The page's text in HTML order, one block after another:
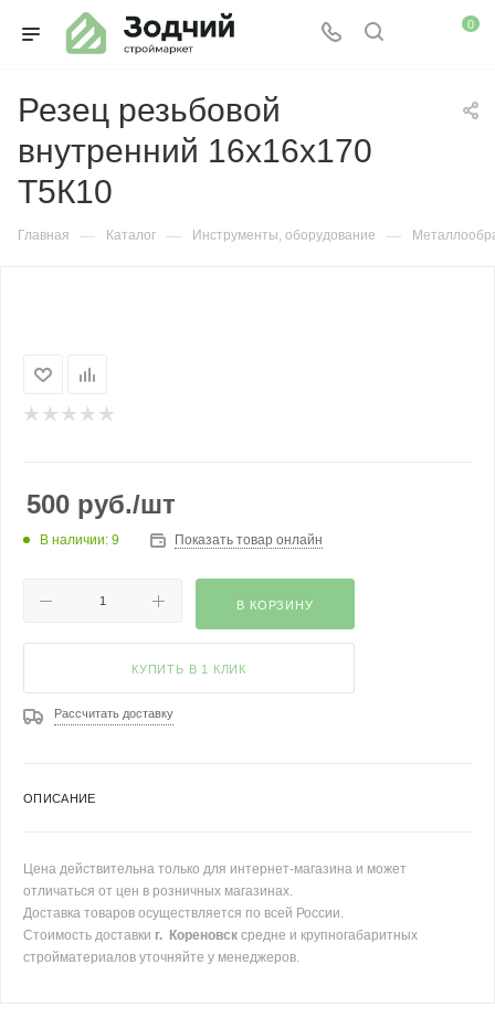
0
Резец резьбовой
внутренний 16х16х170
Т5К10
Главная — Каталог — Инструменты, оборудование —
500 руб./шт
В наличии: 9 Показать товар онлайн
В КОРЗИНУ
КУПИТЬ В 1 КЛИК
Рассчитать доставку
ОПИСАНИЕ
Цена действительна только для интернет-магазина и может
отличаться от цен в розничных магазинах.
Доставка товаров осуществляется по всей России.
Стоимость доставки г. Кореновск средне и крупногабаритных
стройматериалов уточняйте у менеджеров.